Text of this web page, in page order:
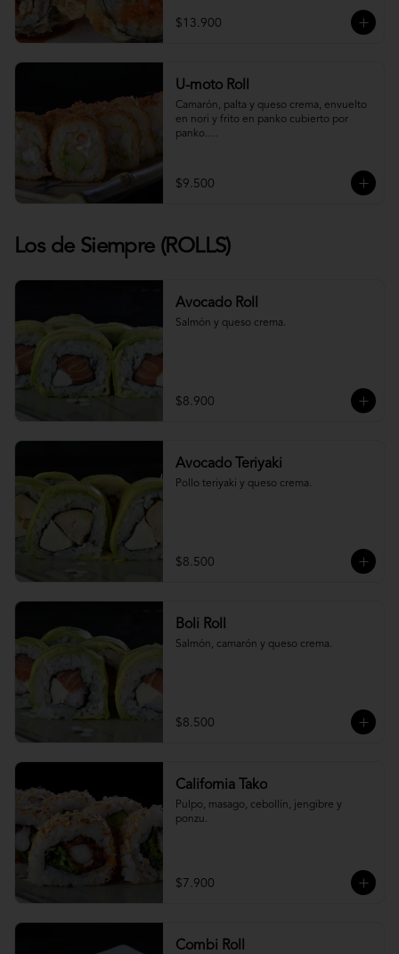
$13.900
U-moto Roll
Camarón, palta y queso crema, envuelto
en nori y frito en panko cubierto por
panko.
$9.500
Los de Siempre (ROLLS)
Avocado Roll
Salmón y queso crema.
$8.900
Avocado Teriyaki
Pollo teriyaki y queso crema.
$8.500
Boli Roll
Salmón, camarón y queso crema.
$8.500
California Tako
Pulpo, masago, cebollín, jengibre y
ponzu.
$7.900
Combi Roll